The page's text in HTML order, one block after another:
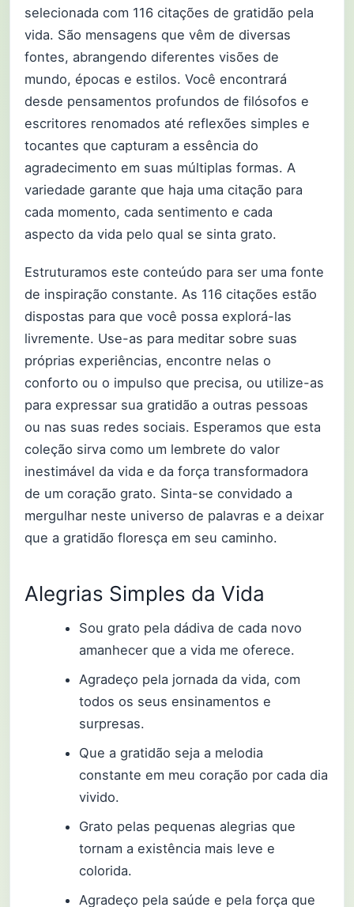
selecionada com 116 citações de gratidão pela
vida. São mensagens que vêm de diversas
fontes, abrangendo diferentes visões de
mundo, épocas e estilos. Você encontrará
desde pensamentos profundos de filósofos e
escritores renomados até reflexões simples e
tocantes que capturam a essência do
agradecimento em suas múltiplas formas. A
variedade garante que haja uma citação para
cada momento, cada sentimento e cada
aspecto da vida pelo qual se sinta grato.
Estruturamos este conteúdo para ser uma fonte
de inspiração constante. As 116 citações estão
dispostas para que você possa explorá-las
livremente. Use-as para meditar sobre suas
próprias experiências, encontre nelas o
conforto ou o impulso que precisa, ou utilize-as
para expressar sua gratidão a outras pessoas
ou nas suas redes sociais. Esperamos que esta
coleção sirva como um lembrete do valor
inestimável da vida e da força transformadora
de um coração grato. Sinta-se convidado a
mergulhar neste universo de palavras e a deixar
que a gratidão floresça em seu caminho.
Alegrias Simples da Vida
Sou grato pela dádiva de cada novo
amanhecer que a vida me oferece.
Agradeço pela jornada da vida, com
todos os seus ensinamentos e
surpresas.
Que a gratidão seja a melodia
constante em meu coração por cada dia
vivido.
Grato pelas pequenas alegrias que
tornam a existência mais leve e
colorida.
Agradeço pela saúde e pela força que